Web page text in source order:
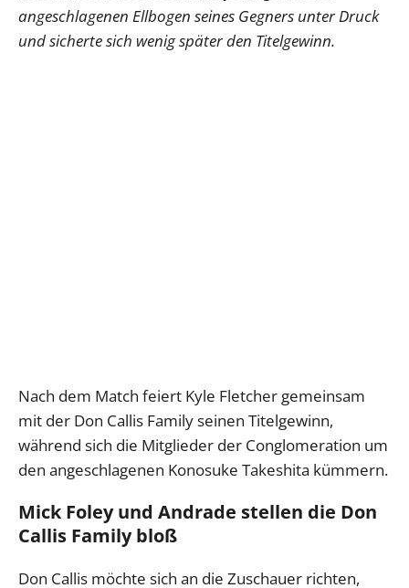
angeschlagenen Ellbogen seines Gegners unter Druck
und sicherte sich wenig später den Titelgewinn.
Nach dem Match feiert Kyle Fletcher gemeinsam
mit der Don Callis Family seinen Titelgewinn,
während sich die Mitglieder der Conglomeration um
den angeschlagenen Konosuke Takeshita kümmern.
Mick Foley und Andrade stellen die Don
Callis Family bloß
Don Callis möchte sich an die Zuschauer richten,